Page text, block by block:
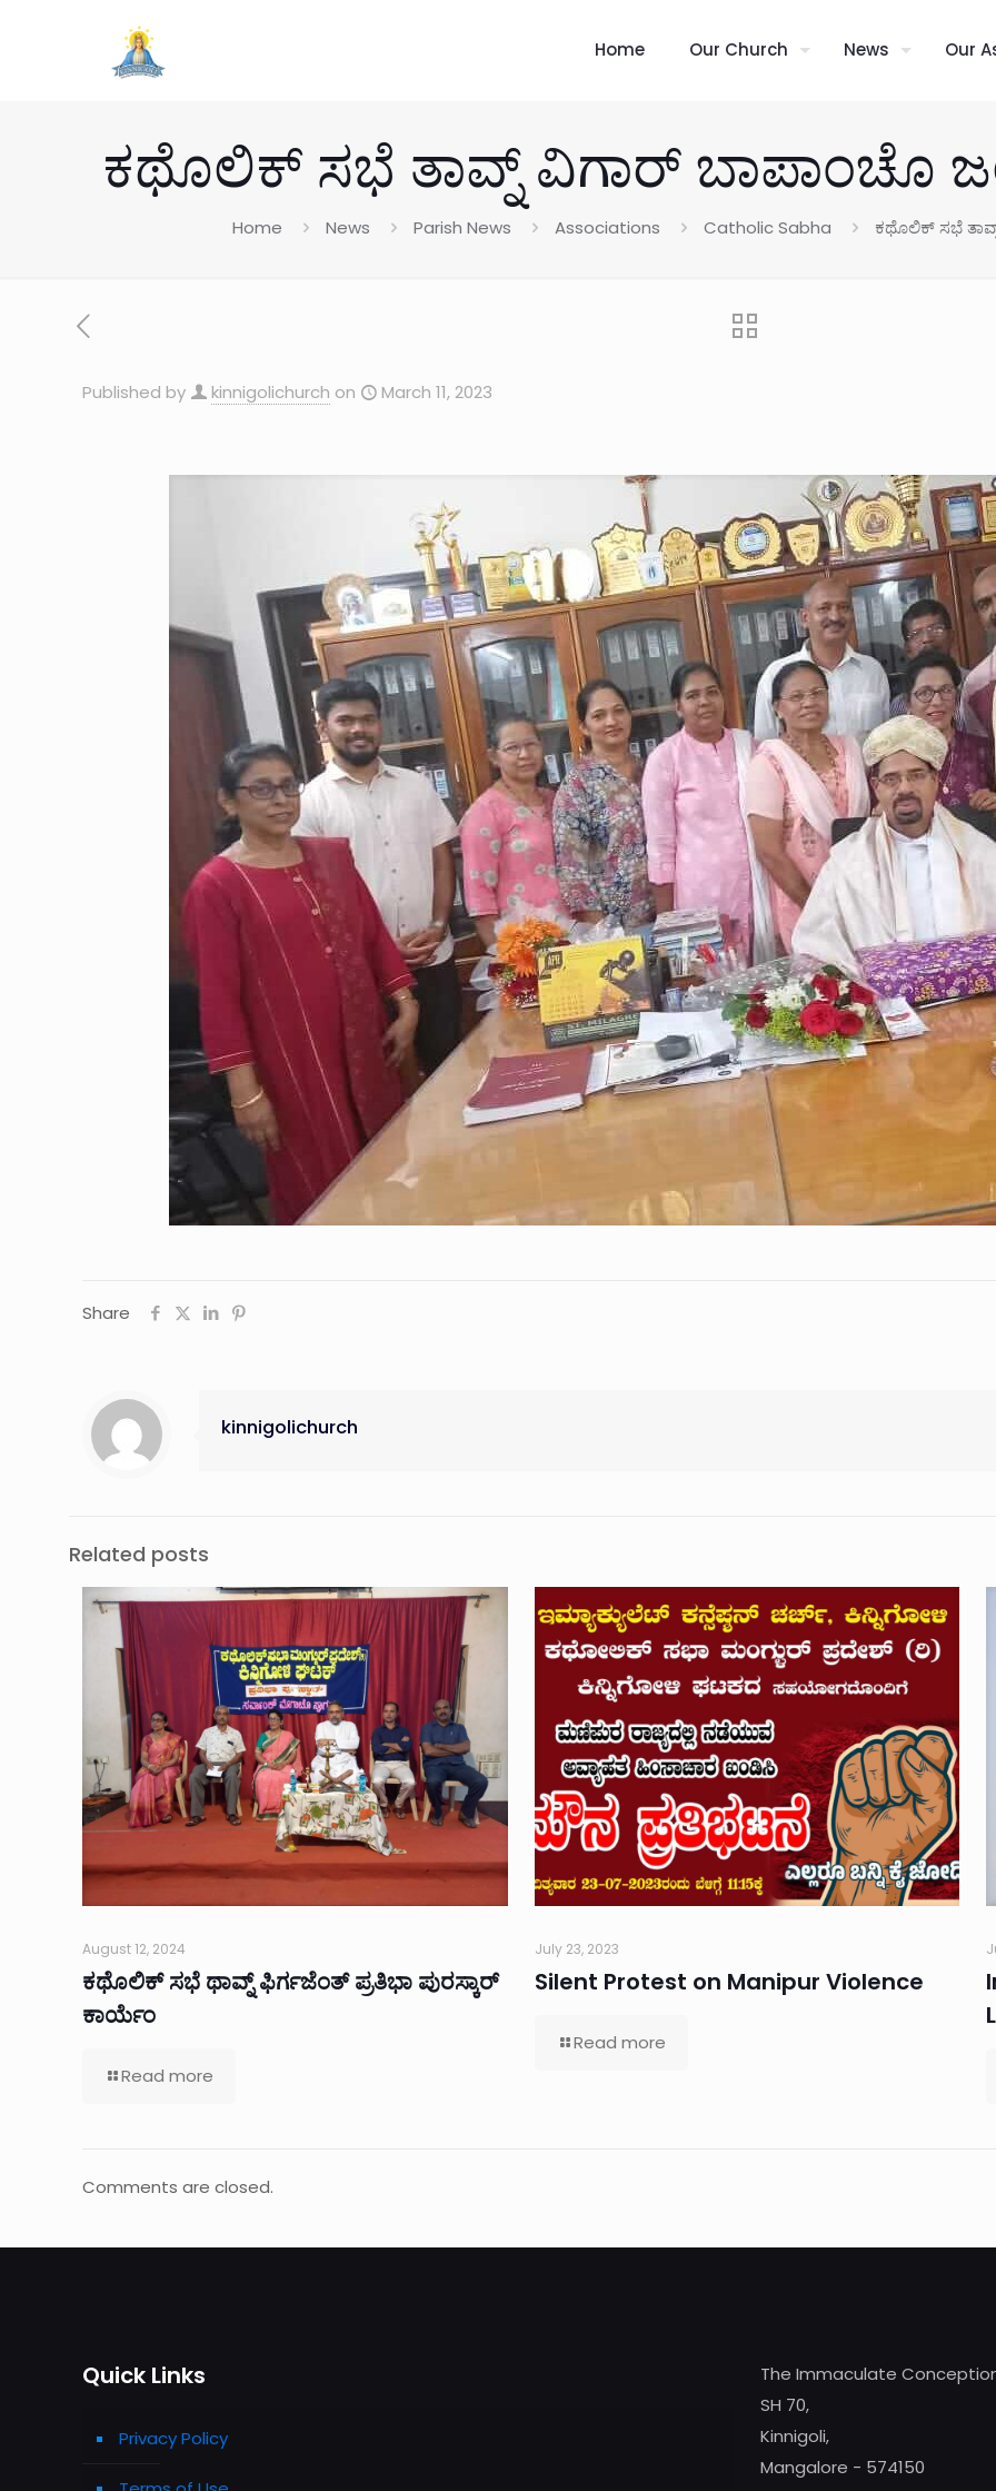
Home Our Church News Our
ಕಥೊಲಿಕ್ ಸಭೆ ತಾವ್ನ್ ವಿಗಾರ್ ಬಾಪಾಂಚೊ
Home News Parish News Associations Catholic Sabha ಕಥೊಲಿಕ್ ಸಭೆ
Published by kinnigolichurch on March 11, 2023
Share
kinnigolichurch
Related posts
August 12, 2024
ಕಥೊಲಿಕ್ ಸಭೆ ಥಾವ್ನ್ ಫಿರ್ಗಜೆಂತ್ ಪ್ರತಿಭಾ ಪುರಸ್ಕಾರ್
ಕಾರ್ಯೆಂ
Read more
July 23, 2023
Silent Protest on Manipur Violence
Read more
Comments are closed.
Quick Links
Privacy Policy
The Immaculate
SH 70,
Kinnigoli,
Mangalore - 574150